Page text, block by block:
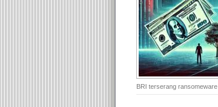
BRI terserang ransomeware